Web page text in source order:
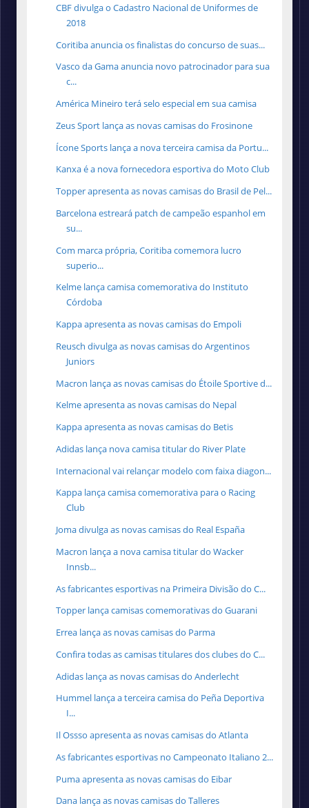
CBF divulga o Cadastro Nacional de Uniformes de
2018
Coritiba anuncia os finalistas do concurso de suas...
Vasco da Gama anuncia novo patrocinador para sua
c...
América Mineiro terá selo especial em sua camisa
Zeus Sport lança as novas camisas do Frosinone
Ícone Sports lança a nova terceira camisa da Portu...
Kanxa é a nova fornecedora esportiva do Moto Club
Topper apresenta as novas camisas do Brasil de Pel...
Barcelona estreará patch de campeão espanhol em
su...
Com marca própria, Coritiba comemora lucro
superio...
Kelme lança camisa comemorativa do Instituto
Córdoba
Kappa apresenta as novas camisas do Empoli
Reusch divulga as novas camisas do Argentinos
Juniors
Macron lança as novas camisas do Étoile Sportive d...
Kelme apresenta as novas camisas do Nepal
Kappa apresenta as novas camisas do Betis
Adidas lança nova camisa titular do River Plate
Internacional vai relançar modelo com faixa diagon...
Kappa lança camisa comemorativa para o Racing
Club
Joma divulga as novas camisas do Real España
Macron lança a nova camisa titular do Wacker
Innsb...
As fabricantes esportivas na Primeira Divisão do C...
Topper lança camisas comemorativas do Guarani
Errea lança as novas camisas do Parma
Confira todas as camisas titulares dos clubes do C...
Adidas lança as novas camisas do Anderlecht
Hummel lança a terceira camisa do Peña Deportiva
I...
Il Ossso apresenta as novas camisas do Atlanta
As fabricantes esportivas no Campeonato Italiano 2...
Puma apresenta as novas camisas do Eibar
Dana lança as novas camisas do Talleres